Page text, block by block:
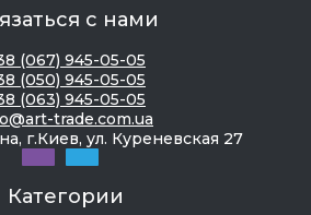
с нами
(067) 945-05-05
(050) 945-05-05
(063) 945-05-05
trade.com.ua
г.Киев, ул. Куреневская 27
Категории